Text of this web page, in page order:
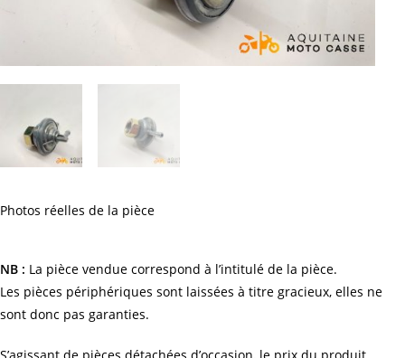
Photos réelles de la pièce
NB : La pièce vendue correspond à l’intitulé de la pièce.
Les pièces périphériques sont laissées à titre gracieux, elles ne
sont donc pas garanties.
S’agissant de pièces détachées d’occasion, le prix du produit